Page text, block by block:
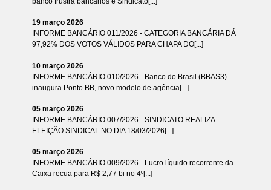
19 março 2026
INFORME BANCÁRIO 011/2026 - CATEGORIA BANCÁRIA DÁ
97,92% DOS VOTOS VÁLIDOS PARA CHAPA DO[...]
10 março 2026
INFORME BANCÁRIO 010/2026 - Banco do Brasil (BBAS3)
inaugura Ponto BB, novo modelo de agência[...]
05 março 2026
INFORME BANCÁRIO 007/2026 - SINDICATO REALIZA
ELEIÇÃO SINDICAL NO DIA 18/03/2026[...]
05 março 2026
INFORME BANCÁRIO 009/2026 - Lucro líquido recorrente da
Caixa recua para R$ 2,77 bi no 4º[...]